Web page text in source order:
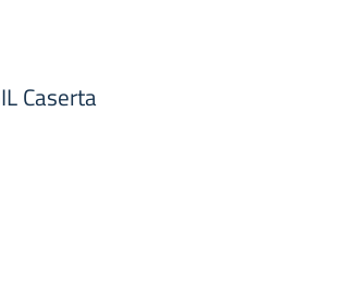
Caserta